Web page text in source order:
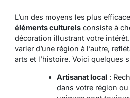
L’un des moyens les plus
éléments culturels consiste à
décoration illustrant votre
varier d’une région à l’autre,
arts et l’histoire. Voici quelques
Artisanat local :
dans votre région ou